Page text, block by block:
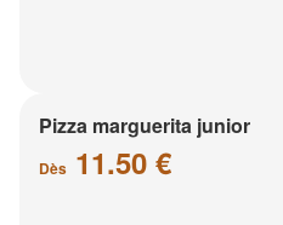
Pizza marguerita junior
Dès 11.50 €